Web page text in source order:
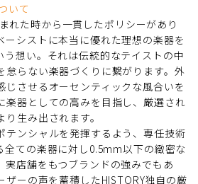
いて
れた時から一貫したポリシーがあり
ーシストに本当に優れた理想の楽器を
う想い。それは伝統的なテイストの中
怠らない楽器づくりに繋がります。外
じさせるオーセンティックな風合いを
楽器としての高みを目指し、厳選され
生み出されます。
テンシャルを発揮するよう、専任技術
全ての楽器に対し0.5mm以下の緻密な
実店舗をもつブランドの強みでもあ
ザーの声を蓄積したHISTORY独自の厳